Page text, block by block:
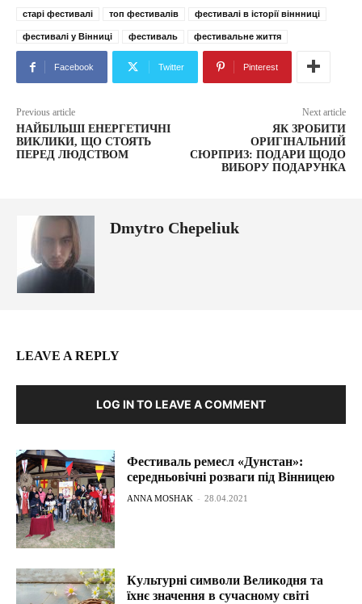
старі фестивалі топ фестивалів фестивалі в історії віннниці
фестивалі у Вінниці фестиваль фестивальне життя
Facebook Twitter Pinterest
Previous article
НАЙБІЛЬШІ ЕНЕРГЕТИЧНІ
ВИКЛИКИ, ЩО СТОЯТЬ
ПЕРЕД ЛЮДСТВОМ
Next article
ЯК ЗРОБИТИ
ОРИГІНАЛЬНИЙ
СЮРПРИЗ: ПОДАРИ ЩОДО
ВИБОРУ ПОДАРУНКА
Dmytro Chepeliuk
LEAVE A REPLY
LOG IN TO LEAVE A COMMENT
Фестиваль ремесл «Дунстан»:
середньовічні розваги під Вінницею
ANNA MOSHAK - 28.04.2021
Культурні символи Великодня та
їхнє значення в сучасному світі